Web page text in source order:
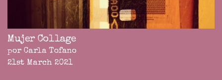
Mujer Collage
por Carla Tofano
21st March 2021